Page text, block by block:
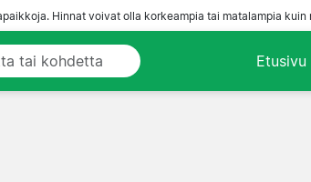
Hinnat voivat olla korkeampia tai matalampia kuin
Etusivu